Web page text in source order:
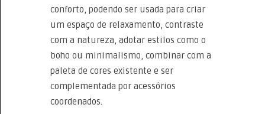
conforto, podendo ser usada para criar
um espaço de relaxamento, contraste
com a natureza, adotar estilos como o
boho ou minimalismo, combinar com a
paleta de cores existente e ser
complementada por acessórios
coordenados.